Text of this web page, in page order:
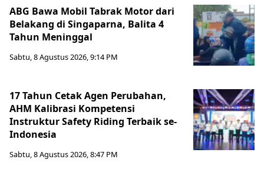
ABG Bawa Mobil Tabrak Motor dari
Belakang di Singaparna, Balita 4
Tahun Meninggal
Sabtu, 8 Agustus 2026, 9:14 PM
17 Tahun Cetak Agen Perubahan,
AHM Kalibrasi Kompetensi
Instruktur Safety Riding Terbaik se-
Indonesia
Sabtu, 8 Agustus 2026, 8:47 PM